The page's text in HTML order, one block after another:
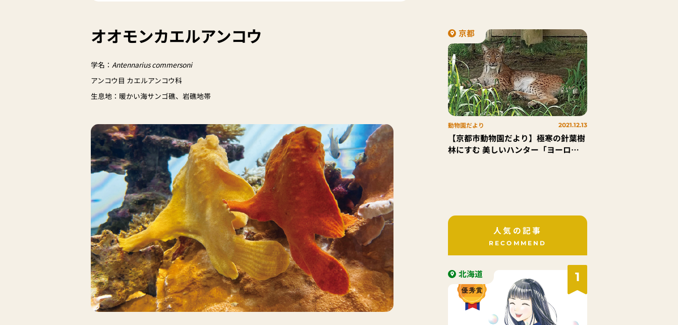
オオモンカエルアンコウ
学名：Antennarius commersoni
アンコウ目 カエルアンコウ科
生息地：暖かい海サンゴ礁、岩礁地帯
京都
動物園だより 2021.12.13
【京都市動物園だより】極寒の針葉樹
林にすむ 美しいハンター「ヨーロッ
人気の記事
RECOMMEND
1
北海道